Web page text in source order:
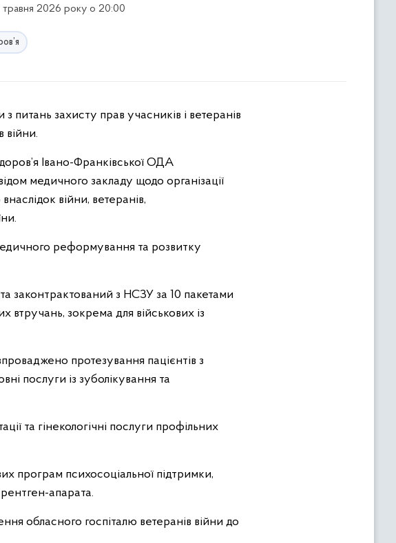
травня 2026 року о 20:00
війни.
Івано-Франківської ОДА
медичного закладу щодо організації
війни, ветеранів,
реформування та розвитку
законтрактований з НСЗУ за 10 пакетами
втручань, зокрема для військових із
протезування пацієнтів з
послуги із зуболікування та
та гінекологічні послуги профільних
програм психосоціальної підтримки,
апарата.
обласного госпіталю ветеранів війни до